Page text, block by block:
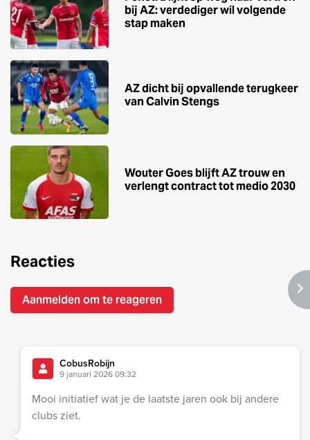
bij AZ: verdediger wil volgende
stap maken
AZ dicht bij opvallende terugkeer
van Calvin Stengs
Wouter Goes blijft AZ trouw en
verlengt contract tot medio 2030
Reacties
Aanmelden om te reageren
CobusRobijn
9 januari 2026 09:32
Mooi initiatief wat je de laatste jaren ook bij andere
clubs ziet.